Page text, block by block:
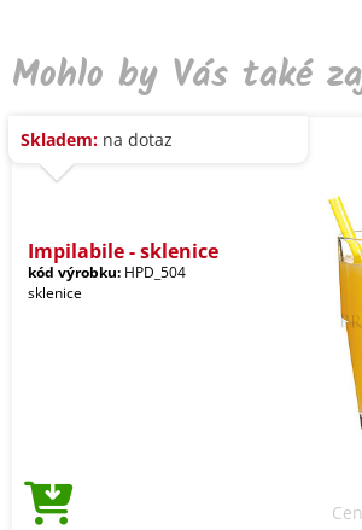
Mohlo by Vás také
Skladem: na dotaz
Impilabile - sklenice
kód výrobku: HPD_504
sklenice